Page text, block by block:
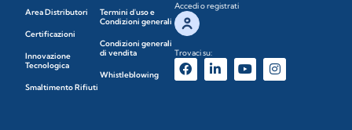
Area Distributori
Certificazioni
Innovazione
Tecnologica
Smaltimento Rifiuti
Termini d'uso e
Condizioni generali
Condizioni generali
di vendita
Whistleblowing
Accedi o registrati
Trovaci su: